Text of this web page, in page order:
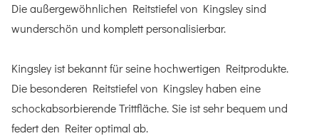
Die außergewöhnlichen Reitstiefel von Kingsley sind
wunderschön und komplett personalisierbar.
Kingsley ist bekannt für seine hochwertigen Reitprodukte.
Die besonderen Reitstiefel von Kingsley haben eine
schockabsorbierende Trittfläche. Sie ist sehr bequem und
federt den Reiter optimal ab.